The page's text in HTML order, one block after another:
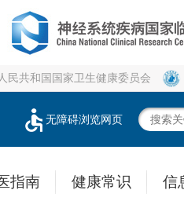
民共和国国家卫生健康委员会
无障碍浏览网页
指南 健康常识 信